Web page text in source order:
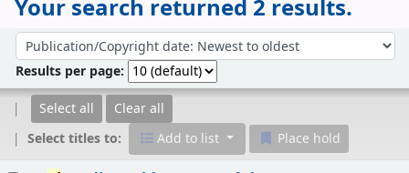
Your search returned 2 results.
Sort by:
Results per page:
Select all
Clear all
Select titles to:
Add to list Place hold